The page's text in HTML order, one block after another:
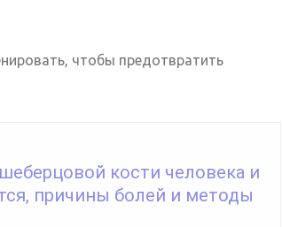
чтобы предотвратить
кости человека и
причины болей и методы